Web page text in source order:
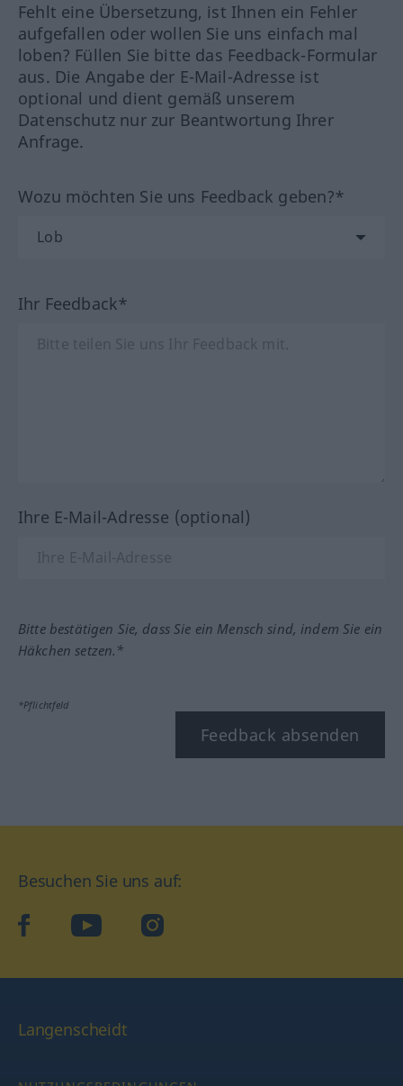
Fehlt eine Übersetzung, ist Ihnen ein Fehler
aufgefallen oder wollen Sie uns einfach mal
loben? Füllen Sie bitte das Feedback-Formular
aus. Die Angabe der E-Mail-Adresse ist
optional und dient gemäß unserem
Datenschutz nur zur Beantwortung Ihrer
Anfrage.
Wozu möchten Sie uns Feedback geben?*
Ihr Feedback*
Ihre E-Mail-Adresse (optional)
Bitte bestätigen Sie, dass Sie ein Mensch sind, indem Sie ein
Häkchen setzen.*
*Pflichtfeld
Feedback absenden
Besuchen Sie uns auf:
facebookYouTube Instagram
Langenscheidt